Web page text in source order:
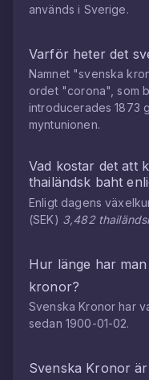
används i Sverige.
Varför heter det
Namnet "svenska
ordet "corona", som
introducerades 1873
myntunionen.
Vad kostar det att
thailändsk baht
Enligt dagens
(SEK) 3,482
Hur länge har
kronor?
Svenska Kronor har
sedan 1900-01-02.
Svenska Kronor